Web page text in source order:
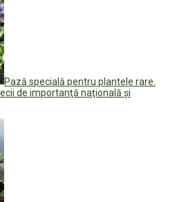
Pază specială pentru plantele rare.
de importanţă naţională şi